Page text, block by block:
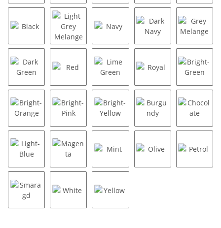
Orange Sand Dark Purple Aqua
Black Light Grey Melange
Navy Dark Navy Grey
Dark Green Red Lime Green Royal Bright-
Bright-OrangeBright-Pink Bright-YellowBurgundy
Light-Blue Magenta Mint